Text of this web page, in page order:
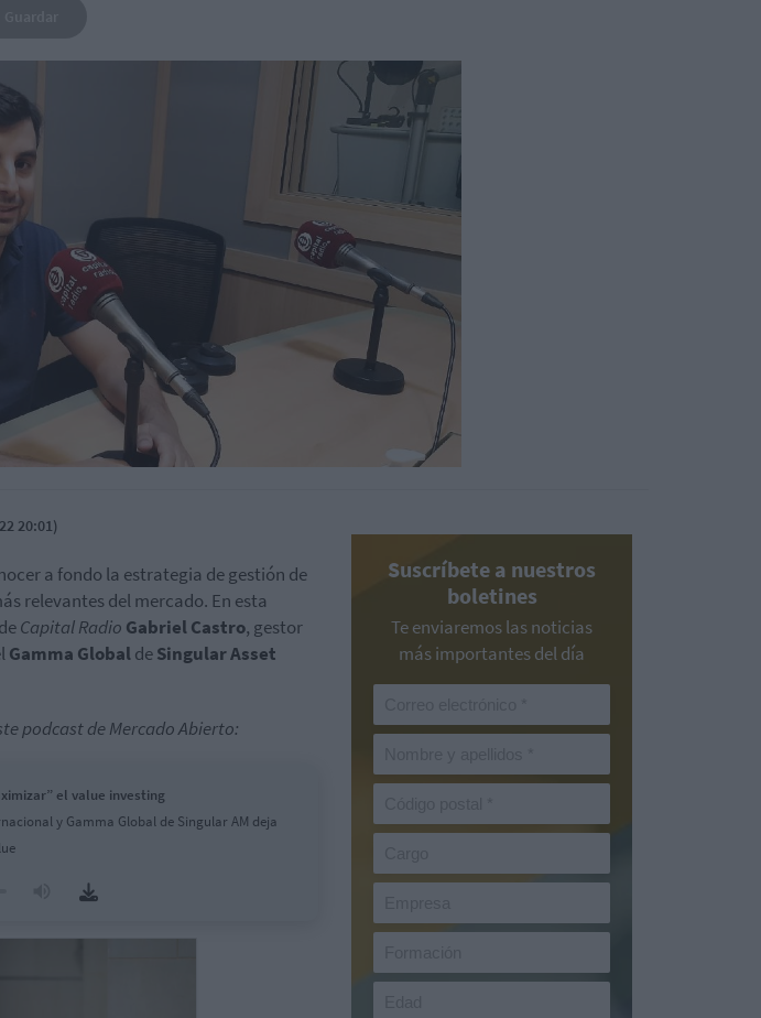
20:01)
a fondo la estrategia de gestión de
relevantes del mercado. En esta
Capital Radio GabrielCastro, gestor
Gamma GlobaldeSingularAsset
podcast de Mercado Abierto:
el value investing
y Gamma Global de Singular AM deja
Suscríbete a nuestros
boletines
Te enviaremos las noticias
más importantes del día